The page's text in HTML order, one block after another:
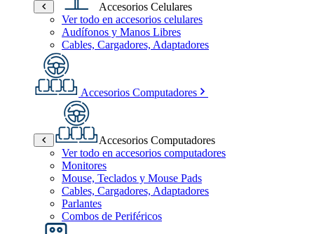
Accesorios Celulares
Ver todo en accesorios celulares
Audífonos y Manos Libres
Cables, Cargadores, Adaptadores
Accesorios Computadores
Accesorios Computadores
Ver todo en accesorios computadores
Monitores
Mouse, Teclados y Mouse Pads
Cables, Cargadores, Adaptadores
Parlantes
Combos de Periféricos